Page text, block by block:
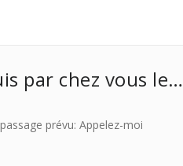
par chez vous le…
prévu: Appelez-moi